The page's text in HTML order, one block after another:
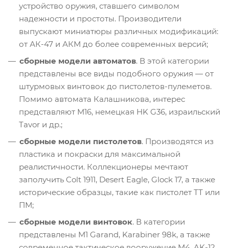
устройство оружия, ставшего символом
надежности и простоты. Производители
выпускают миниатюры различных модификаций:
от АК-47 и АКМ до более современных версий;
сборные модели автоматов. В этой категории
представлены все виды подобного оружия — от
штурмовых винтовок до пистолетов-пулеметов.
Помимо автомата Калашникова, интерес
представляют M16, немецкая HK G36, израильский
Tavor и др.;
сборные модели пистолетов. Производятся из
пластика и покраски для максимальной
реалистичности. Коллекционеры мечтают
заполучить Colt 1911, Desert Eagle, Glock 17, а также
исторические образцы, такие как пистолет ТТ или
ПМ;
сборные модели винтовок. В категории
представлены M1 Garand, Karabiner 98k, а также